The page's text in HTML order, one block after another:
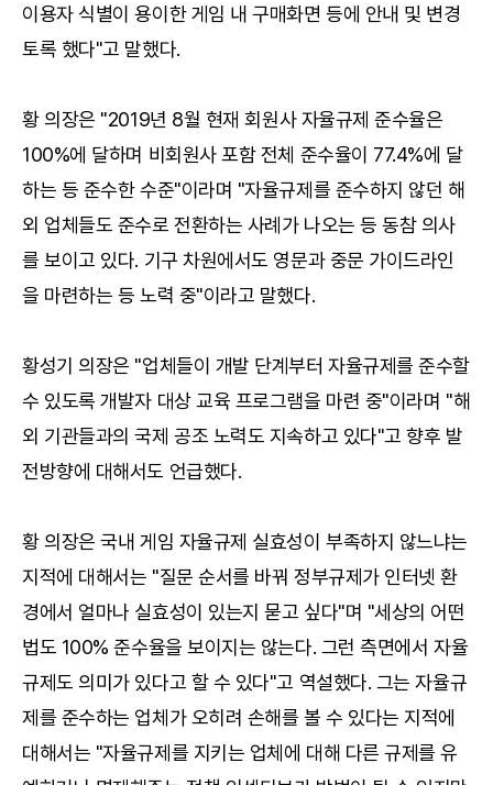
이용자 식별이 용이한 게임 내 구매화면 등에 안내 및 변경
토록 했다"고 말했다.
황 의장은 "2019년 8월 현재 회원사 자율규제 준수율은
100%에 달하며 비회원사 포함 전체 준수율이 77.4%에 달
하는 등 준수한 수준"이라며 "자율규제를 준수하지 않던 해
외 업체들도 준수로 전환하는 사례가 나오는 등 동참 의사
를 보이고 있다. 기구 차원에서도 영문과 중문 가이드라인
을 마련하는 등 노력 중"이라고 말했다.
황성기 의장은 "업체들이 개발 단계부터 자율규제를 준수할
수 있도록 개발자 대상 교육 프로그램을 마련 중"이라며 "해
외 기관들과의 국제 공조 노력도 지속하고 있다"고 향후 발
전방향에 대해서도 언급했다.
황 의장은 국내 게임 자율규제 실효성이 부족하지 않느냐는
지적에 대해서는 "질문 순서를 바꿔 정부규제가 인터넷 환
경에서 얼마나 실효성이 있는지 묻고 싶다"며 "세상의 어떤
법도 100% 준수율을 보이지는 않는다. 그런 측면에서 자율
규제도 의미가 있다고 할 수 있다"고 역설했다. 그는 자율규
제를 준수하는 업체가 오히려 손해를 볼 수 있다는 지적에
대해서는 "자율규제를 지키는 업체에 대해 다른 규제를 유